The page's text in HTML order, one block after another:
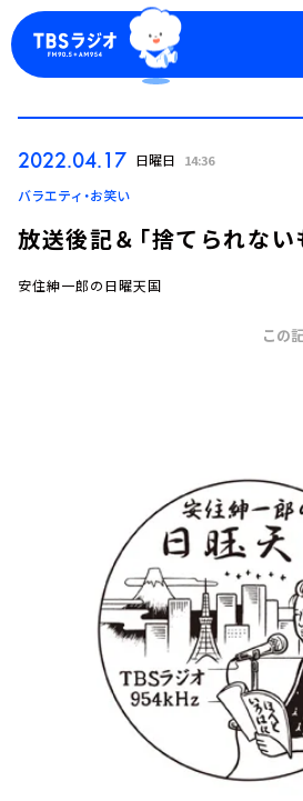
ログイン
TBS Podcast
イベント・グッズ
YouTube
会社情報
2022.04.17 日曜日 14:36
バラエティ・お笑い
放送後記＆「捨てられない
安住紳一郎の日曜天国
この